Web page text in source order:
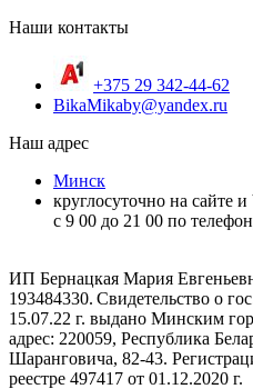
Наши контакты
+375 29 342-44-62
BikaMikaby@yandex.ru
Наш адрес
Минск
круглосуточно на сайте
c 9 00 до 21 00 по
ИП Бернацкая Мария
193484330. Свидетельство о
15.07.22 г. выдано Минским
адрес: 220059, Республика
Шаранговича, 82-43.
реестре 497417 от 01.12.2020 г.